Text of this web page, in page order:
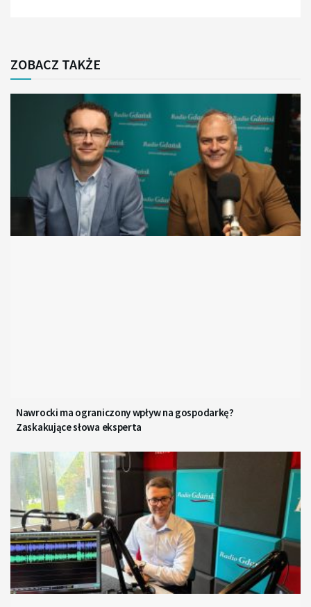
ZOBACZ TAKŻE
Nawrocki ma ograniczony wpływ na gospodarkę?
Zaskakujące słowa eksperta